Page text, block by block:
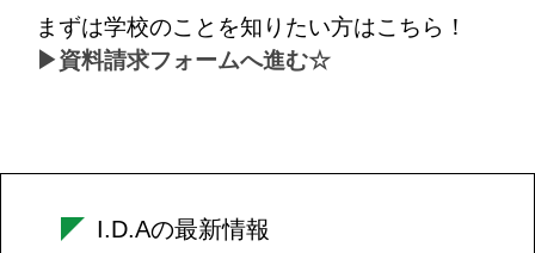
まずは学校のことを知りたい方はこちら！
▶資料請求フォームへ進む☆
I.D.Aの最新情報